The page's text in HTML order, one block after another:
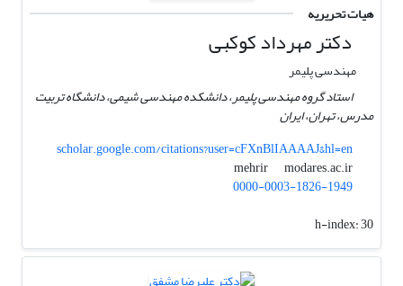
هیات تحریریه
دکتر مهرداد کوکبی
مهندسی پلیمر
استاد گروه مهندسی پلیمر، دانشکده مهندسی شیمی، دانشگاه تربیت
مدرس، تهران، ایران
scholar.google.com/citations?user=cFXnBlIAAAAJ&hl=en
mehrir
modares.ac.ir
0000-0003-1826-1949
h-index:30